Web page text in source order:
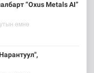
“Oxus Metals AI”
өмнө